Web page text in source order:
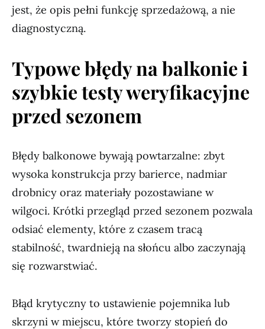
jest, że opis pełni funkcję sprzedażową, a nie
diagnostyczną.
Typowe błędy na balkonie i
szybkie testy weryfikacyjne
przed sezonem
Błędy balkonowe bywają powtarzalne: zbyt
wysoka konstrukcja przy barierce, nadmiar
drobnicy oraz materiały pozostawiane w
wilgoci. Krótki przegląd przed sezonem pozwala
odsiać elementy, które z czasem tracą
stabilność, twardnieją na słońcu albo zaczynają
się rozwarstwiać.
Błąd krytyczny to ustawienie pojemnika lub
skrzyni w miejscu, które tworzy stopień do